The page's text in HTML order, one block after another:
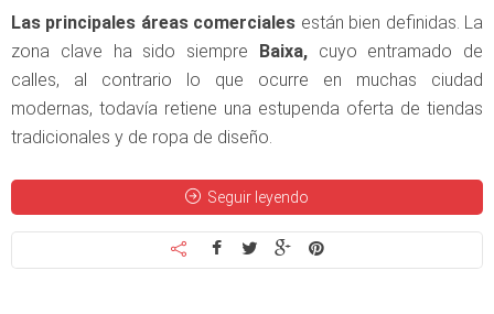
Las principales áreas comerciales están bien definidas. La
zona clave ha sido siempre Baixa,cuyo entramado de
calles, al contrario lo que ocurre en muchas ciudad
modernas, todavía retiene una estupenda oferta de tiendas
tradicionales y de ropa de diseño.
Seguir leyendo